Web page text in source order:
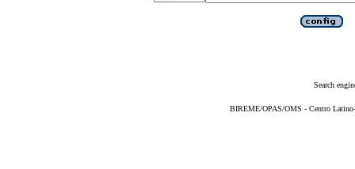
Search
BIREME/OPAS/OMS - Centro Latino-